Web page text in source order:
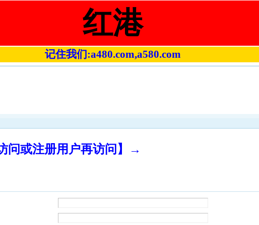
红港
记住我们:a480.com,a580.com
问或注册用户再访问】→